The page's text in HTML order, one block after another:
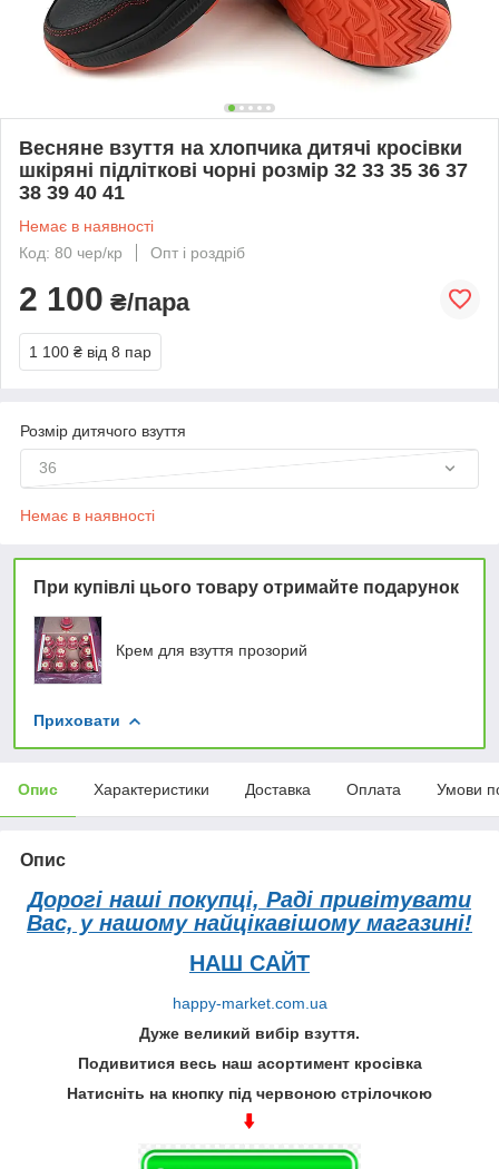
Весняне взуття на хлопчика дитячі кросівки
шкіряні підліткові чорні розмір 32 33 35 36 37
38 39 40 41
Немає в наявності
Код: 80 чер/кр
Опт і роздріб
2 100 ₴/пара
1 100 ₴ від 8 пар
Розмір дитячого взуття
36
Немає в наявності
При купівлі цього товару отримайте подарунок
Крем для взуття прозорий
Приховати
Опис Характеристики Доставка Оплата Умови
Опис
Дорогі наші покупці, Раді привітувати
Вас, у нашому найцікавішому магазині!
НАШ САЙТ
happy-market.com.ua
Дуже великий вибір взуття.
Подивитися весь наш асортимент кросівка
Натисніть на кнопку під червоною стрілочкою